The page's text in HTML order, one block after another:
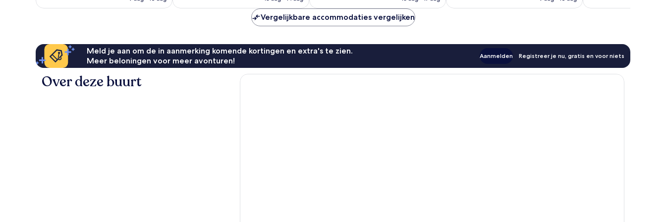
Vergelijkbare accommodaties vergelijken
Meld je aan om de in aanmerking komende kortingen en extra's te zien.
Meer beloningen voor meer avonturen!
Aanmelden Registreer je nu, gratis en voor niets
Over deze buurt